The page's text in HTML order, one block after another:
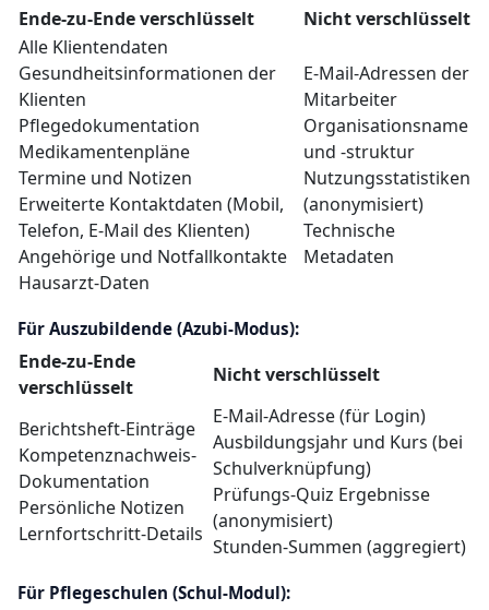
Ende-zu-Ende verschlüsselt
Nicht verschlüsselt
Alle Klientendaten
Gesundheitsinformationen der
Klienten
Pflegedokumentation
Medikamentenpläne
Termine und Notizen
Erweiterte Kontaktdaten (Mobil,
Telefon, E-Mail des Klienten)
Angehörige und Notfallkontakte
Hausarzt-Daten
E-Mail-Adressen der
Mitarbeiter
Organisationsname
und -struktur
Nutzungsstatistiken
(anonymisiert)
Technische
Metadaten
Für Auszubildende (Azubi-Modus):
Ende-zu-Ende
verschlüsselt
Nicht verschlüsselt
Berichtsheft-Einträge
Kompetenznachweis-
Dokumentation
Persönliche Notizen
Lernfortschritt-Details
E-Mail-Adresse (für Login)
Ausbildungsjahr und Kurs (bei
Schulverknüpfung)
Prüfungs-Quiz Ergebnisse
(anonymisiert)
Stunden-Summen (aggregiert)
Für Pflegeschulen (Schul-Modul):